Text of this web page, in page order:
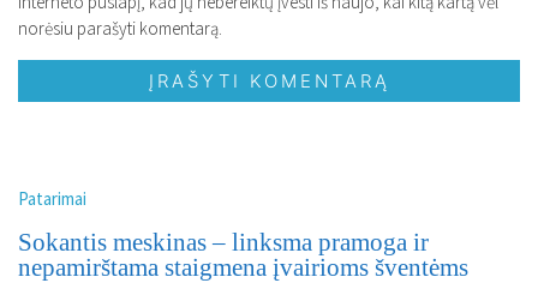
norėsiu parašyti komentarą.
Patarimai
Sokantis meskinas – linksma pramoga ir
nepamirštama staigmena įvairioms šventėms